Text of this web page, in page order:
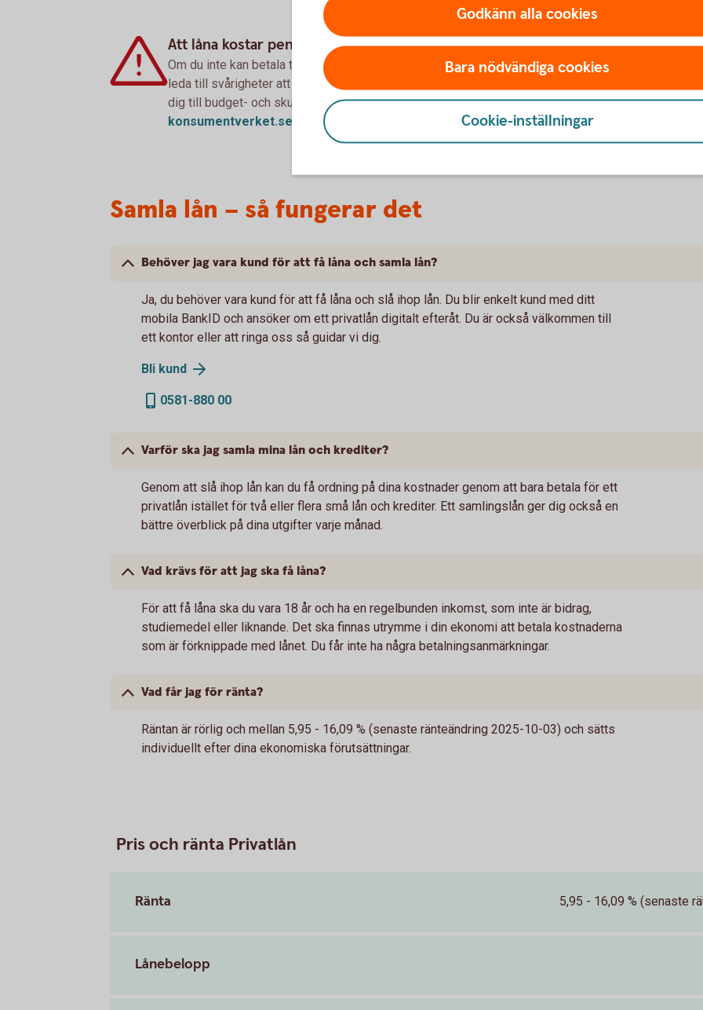
Att låna kostar pengar!
Om du inte kan betala tillbaka skulden i tid riskerar du en betalningsanmärkning. Det kan
leda till svårigheter att få hyra bostad, teckna abonnemang och få nya lån. För stöd, vänd
dig till budget- och skuldrådgivningen i din kommun. Kontaktuppgifter finns på
konsumentverket.se
Samla lån – så fungerar det
Behöver jag vara kund för att få låna och samla lån?
Ja, du behöver vara kund för att få låna och slå ihop lån. Du blir enkelt kund med ditt
mobila BankID och ansöker om ett privatlån digitalt efteråt. Du är också välkommen till
ett kontor eller att ringa oss så guidar vi dig.
Bli kund
0581-880 00
Varför ska jag samla mina lån och krediter?
Genom att slå ihop lån kan du få ordning på dina kostnader genom att bara betala för ett
privatlån istället för två eller flera små lån och krediter. Ett samlingslån ger dig också en
bättre överblick på dina utgifter varje månad.
Vad krävs för att jag ska få låna?
För att få låna ska du vara 18 år och ha en regelbunden inkomst, som inte är bidrag,
studiemedel eller liknande. Det ska finnas utrymme i din ekonomi att betala kostnaderna
som är förknippade med lånet. Du får inte ha några betalningsanmärkningar.
Vad får jag för ränta?
Räntan är rörlig och mellan 5,95 - 16,09 % (senaste ränteändring 2025-10-03) och sätts
individuellt efter dina ekonomiska förutsättningar.
Pris och ränta Privatlån
Ränta 5,95 - 16,09 % (senaste
Lånebelopp
Godkänn alla cookies
Bara nödvändiga cookies
Cookie-inställningar